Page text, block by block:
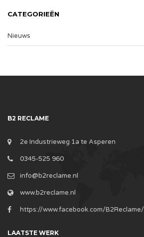
CATEGORIEËN
Nieuws
B2 RECLAME
2e Industrieweg 1a te Asperen
0345-525 960
info@b2reclame.nl
www.b2reclame.nl
https://www.facebook.com/B2Reclame/
LAATSTE WERK